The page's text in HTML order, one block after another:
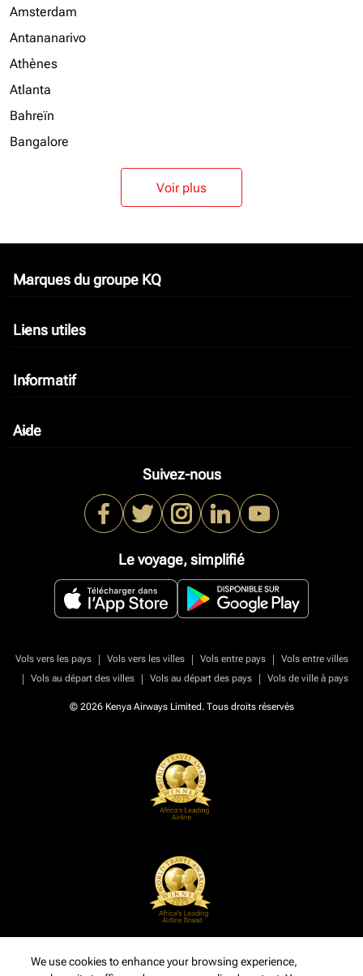
Amsterdam
Antananarivo
Athènes
Atlanta
Bahreïn
Bangalore
Voir plus
Marques du groupe KQ
keyboard_arrow_down
Liens utiles
keyboard_arrow_down
Informatif
keyboard_arrow_down
Aide
keyboard_arrow_down
Suivez-nous
Le voyage, simplifié
Vols vers les pays | Vols vers les villes | Vols entre pays |
Vols entre villes
|
Vols au départ des villes | Vols au départ des pays | Vols de ville à pays
© 2026 Kenya Airways Limited. Tous droits réservés
We use cookies to enhance your browsing experience,